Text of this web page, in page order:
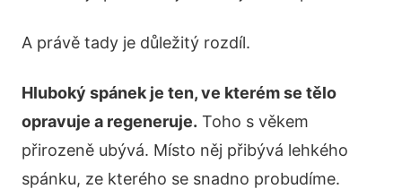
A právě tady je důležitý rozdíl.
Hluboký spánek je ten, ve kterém se tělo
opravuje a regeneruje. Toho s věkem
přirozeně ubývá. Místo něj přibývá lehkého
spánku, ze kterého se snadno probudíme.